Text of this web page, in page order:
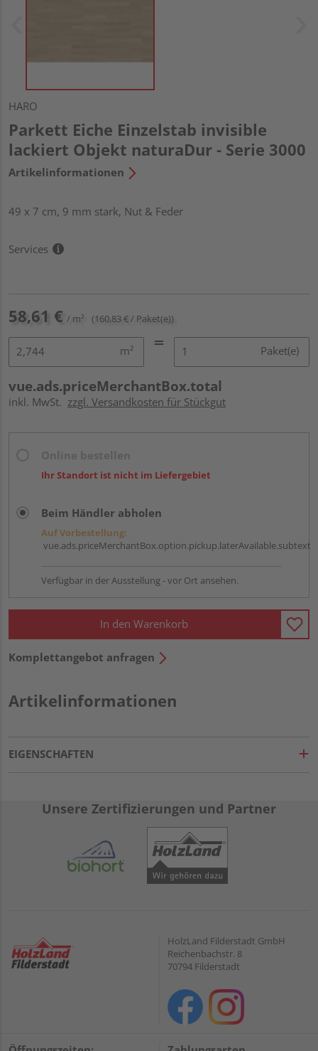
HARO
Parkett Eiche Einzelstab invisible
lackiert Objekt naturaDur - Serie 3000
Artikelinformationen
49 x 7 cm, 9 mm stark, Nut & Feder
Services
58,61 € / m² (160,83 € / Paket(e))
m² Paket(e)
vue.ads.priceMerchantBox.total
inkl. MwSt. zzgl. Versandkosten für Stückgut
Ihr Standort ist nicht im Liefergebiet
Beim Händler abholen
Auf Vorbestellung:
vue.ads.priceMerchantBox.option.pickup.laterAvailable.subtext
Verfügbar in der Ausstellung - vor Ort ansehen.
In den Warenkorb
Komplettangebot anfragen
Artikelinformationen
EIGENSCHAFTEN
Unsere Zertifizierungen und Partner
HolzLand Filderstadt GmbH
Reichenbachstr. 8
70794 Filderstadt